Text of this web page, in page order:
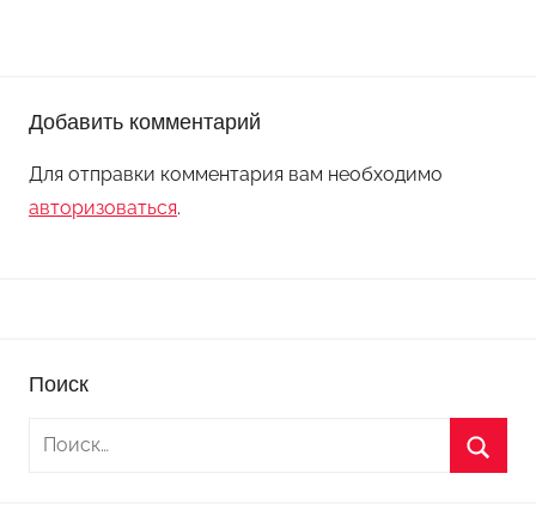
Добавить комментарий
Для отправки комментария вам необходимо
авторизоваться.
Поиск